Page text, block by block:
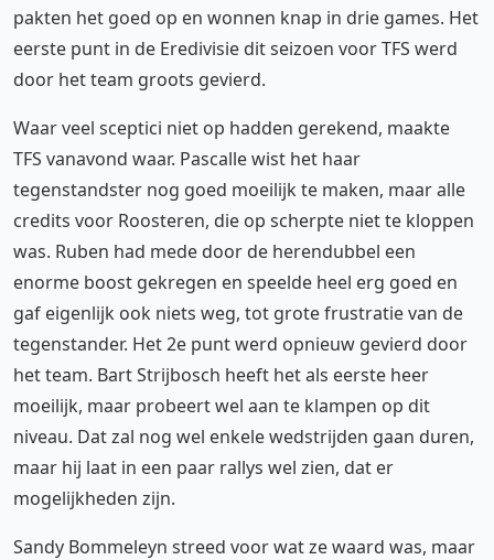
pakten het goed op en wonnen knap in drie games. Het
eerste punt in de Eredivisie dit seizoen voor TFS werd
door het team groots gevierd.
Waar veel sceptici niet op hadden gerekend, maakte
TFS vanavond waar. Pascalle wist het haar
tegenstandster nog goed moeilijk te maken, maar alle
credits voor Roosteren, die op scherpte niet te kloppen
was. Ruben had mede door de herendubbel een
enorme boost gekregen en speelde heel erg goed en
gaf eigenlijk ook niets weg, tot grote frustratie van de
tegenstander. Het 2e punt werd opnieuw gevierd door
het team. Bart Strijbosch heeft het als eerste heer
moeilijk, maar probeert wel aan te klampen op dit
niveau. Dat zal nog wel enkele wedstrijden gaan duren,
maar hij laat in een paar rallys wel zien, dat er
mogelijkheden zijn.
Sandy Bommeleyn streed voor wat ze waard was, maar